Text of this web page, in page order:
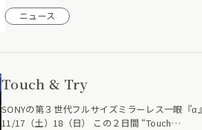
ニュース
Touch & Try
SONYの第３世代フルサイズミラーレス一眼『
11/17（土）18（日） この２日間 “Touch…